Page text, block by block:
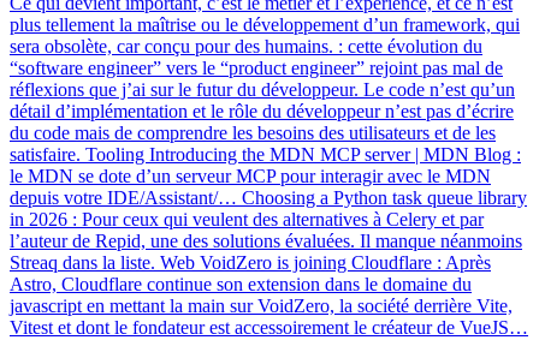
plus tellement la maîtrise ou le développement d’un framework, qui
sera obsolète, car conçu pour des humains. : cette évolution du
“software engineer” vers le “product engineer” rejoint pas mal de
réflexions que j’ai sur le futur du développeur. Le code n’est qu’un
détail d’implémentation et le rôle du développeur n’est pas d’écrire
du code mais de comprendre les besoins des utilisateurs et de les
satisfaire. Tooling Introducing the MDN MCP server | MDN Blog :
le MDN se dote d’un serveur MCP pour interagir avec le MDN
depuis votre IDE/Assistant/… Choosing a Python task queue library
in 2026 : Pour ceux qui veulent des alternatives à Celery et par
l’auteur de Repid, une des solutions évaluées. Il manque néanmoins
Streaq dans la liste. Web VoidZero is joining Cloudflare : Après
Astro, Cloudflare continue son extension dans le domaine du
javascript en mettant la main sur VoidZero, la société derrière Vite,
Vitest et dont le fondateur est accessoirement le créateur de VueJS…